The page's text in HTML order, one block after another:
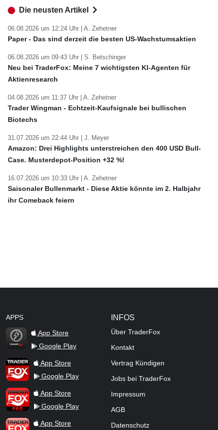
Die neusten Artikel
06.08.2026 um 12:24 Uhr | A. Zehetner
Paper - Das sind derzeit die besten US-Wachstumsaktien
06.08.2026 um 09:43 Uhr | S. Betschinger
Neu bei TraderFox: Meine 7 wichtigsten KI-Agenten für
Aktienresearch
04.08.2026 um 11:37 Uhr | A. Zehetner
Trader Wingman - Echtzeit-Kaufsignale bei bullischen
Biotechs
31.07.2026 um 22:44 Uhr | J. Meyer
Amazon: Drei Highlights unterstreichen den 400 USD Bull-
Case. Musterdepot-Position +32 %!
16.07.2026 um 10:33 Uhr | A. Zehetner
Saisonaler Bullenmarkt - Diese Aktie könnte im 2. Halbjahr
ihr Comeback feiern
APPS
TraderFox Flash
App Store
Google Play
TraderFox AppApp Store
Google Play
TraderFox ProApp Store
Google Play
TraderFox dpa-AFX ProFeed
App Store
INFOS
Über TraderFox
Kontakt
Vertrag Kündigen
Jobs bei TraderFox
Impressum
AGB
Datenschutz